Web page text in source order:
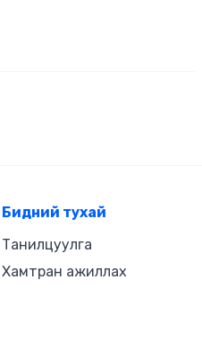
Бидний тухай
Танилцуулга
Хамтран ажиллах